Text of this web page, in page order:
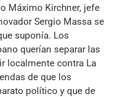
Máximo Kirchner, jefe
Sergio Massa se
suponía. Los
querían separar las
localmente contra La
de que los
político y que de